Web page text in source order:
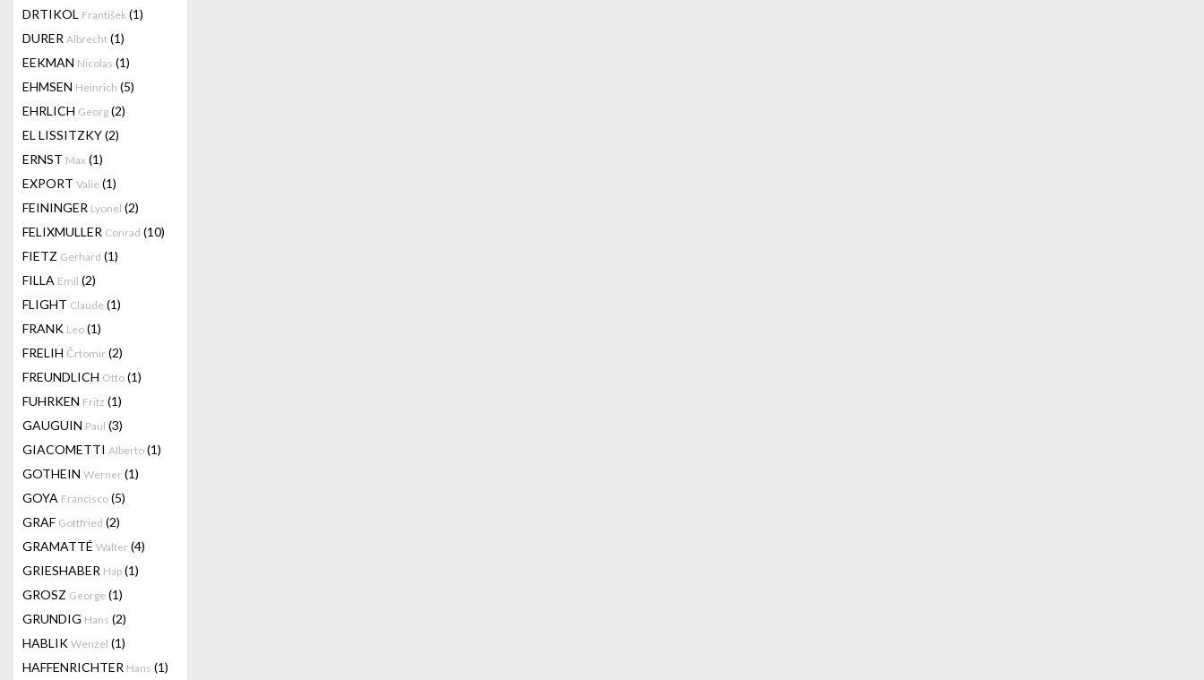
DRTIKOL František (1)
DURER Albrecht (1)
EEKMAN Nicolas (1)
EHMSEN Heinrich (5)
EHRLICH Georg (2)
EL LISSITZKY(2)
ERNST Max (1)
EXPORT Valie (1)
FEININGER Lyonel (2)
FELIXMULLER Conrad (10)
FIETZ Gerhard (1)
FILLA Emil (2)
FLIGHT Claude (1)
FRANK Leo (1)
FRELIH Črtomir (2)
FREUNDLICH Otto (1)
FUHRKEN Fritz (1)
GAUGUIN Paul (3)
GIACOMETTI Alberto (1)
GOTHEIN Werner (1)
GOYA Francisco (5)
GRAF Gottfried (2)
GRAMATTÉ Walter (4)
GRIESHABER Hap (1)
GROSZ George (1)
GRUNDIG Hans (2)
HABLIK Wenzel (1)
HAFFENRICHTER Hans (1)